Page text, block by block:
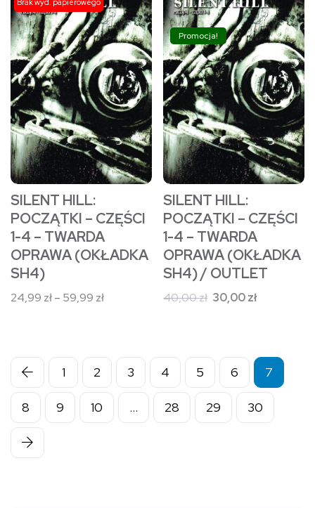
do
59,99 zł
produkt
ma
wiele
wariantów.
Opcje
można
wybrać
na
stronie
produktu
SILENT HILL:
POCZĄTKI – CZĘŚCI
1-4 – TWARDA
OPRAWA (OKŁADKA
SH4)
24,99 zł– 59,99 złZakres
do
59,99 zł
Promocja!
produkt
ma
wiele
wariantów.
Opcje
można
wybrać
na
stronie
produktu
SILENT HILL:
POCZĄTKI – CZĘŚCI
1-4 – TWARDA
OPRAWA (OKŁADKA
SH4) / OUTLET
40,00zł Pierwotna
30,00zł
1 2 3 4 5 6 7
8 9 10 … 28 29 30